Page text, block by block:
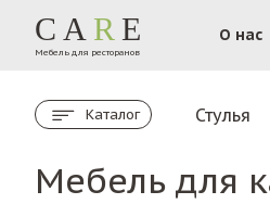
CA R E
Мебель для ресторанов
О нас
Каталог Стулья
Мебель для